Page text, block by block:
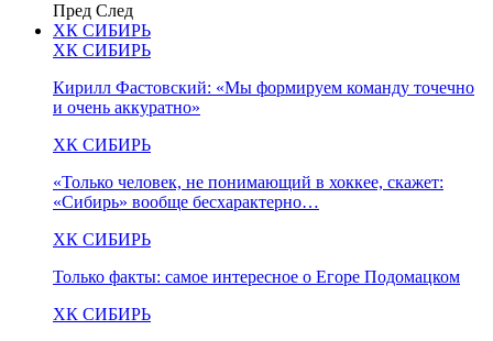
Пред След
ХК СИБИРЬ
ХК СИБИРЬ
Кирилл Фастовский: «Мы формируем команду точечно
и очень аккуратно»
ХК СИБИРЬ
«Только человек, не понимающий в хоккее, скажет:
«Сибирь» вообще бесхарактерно…
ХК СИБИРЬ
Только факты: самое интересное о Егоре Подомацком
ХК СИБИРЬ